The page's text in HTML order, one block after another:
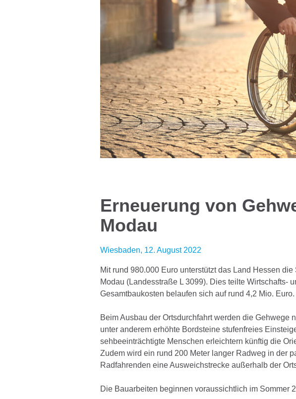
Erneuerung von
Modau
Wiesbaden, 12. August 2022
Mit rund 980.000 Euro unterstützt das Land Hessen
Modau (Landesstraße L 3099). Dies teilte Wirtschafts-
Gesamtbaukosten belaufen sich auf rund 4,2 Mio. Euro.
Beim Ausbau der Ortsdurchfahrt werden die
unter anderem erhöhte Bordsteine stufenfreies
sehbeeinträchtigte Menschen erleichtern künftig die
Zudem wird ein rund 200 Meter langer Radweg in der
Radfahrenden eine Ausweichstrecke außerhalb der
Die Bauarbeiten beginnen voraussichtlich im Sommer